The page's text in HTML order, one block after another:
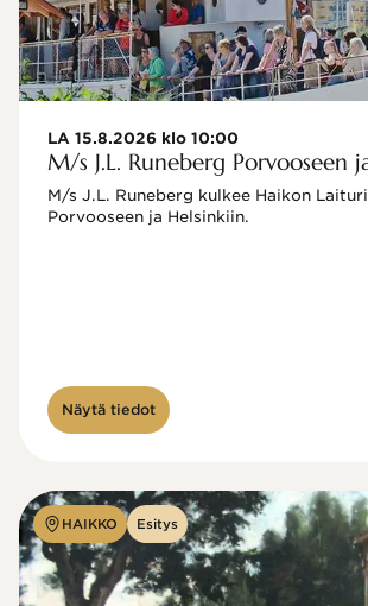
LA 15.8.2026 klo 10:00
M/s J.L. Runeberg Porvooseen
M/s J.L. Runeberg kulkee Haikon
Porvooseen ja Helsinkiin.
Näytä tiedot
HAIKKO Esitys